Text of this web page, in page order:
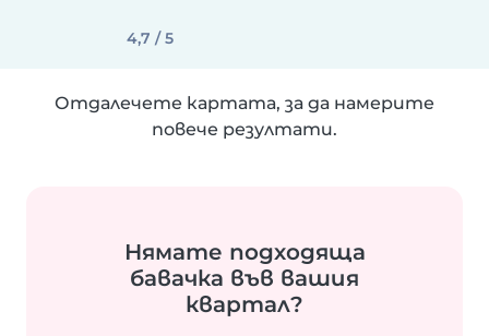
4,7 / 5
Отдалечете картата, за да намерите
повече резултати.
Нямате подходяща
бавачка във вашия
квартал?